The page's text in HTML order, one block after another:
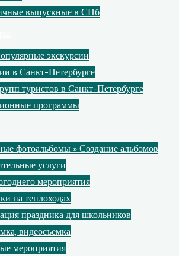
выпускные в СПб
экскурсии
в Санкт-Петербурге
туристов в Санкт-Петербурге
программы
фотоальбомы » Создание альбомов
услуги
мероприятия
на теплоходах
праздника для школьников
видеосъемка
мероприятия